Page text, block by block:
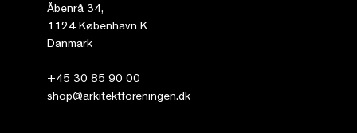
Åbenrå 34,
1124 København K
Danmark
+45 30 85 90 00
shop@arkitektforeningen.dk